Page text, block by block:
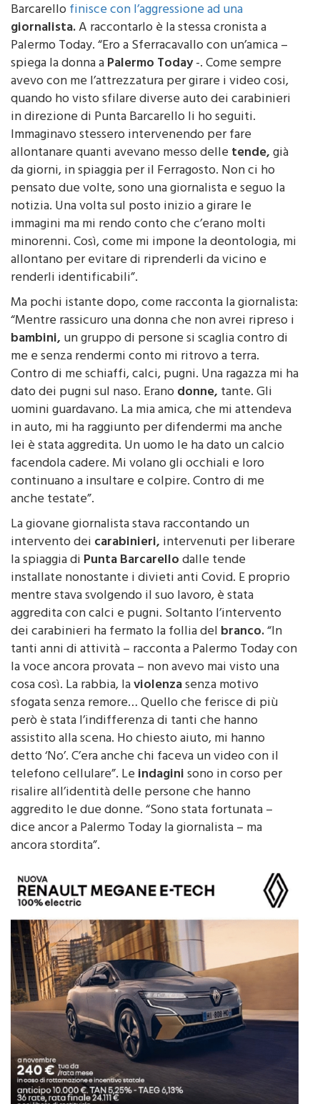
Barcarellofinisce con l’aggressione ad una
giornalista.A raccontarlo è la stessa cronista a
Palermo Today. “Ero a Sferracavallo con un’amica –
spiega la donna aPalermo Today-. Come sempre
avevo con me l’attrezzatura per girare i video cosi,
quando ho visto sfilare diverse auto dei carabinieri
in direzione di Punta Barcarello li ho seguiti.
Immaginavo stessero intervenendo per fare
allontanare quanti avevano messo delletende,già
da giorni, in spiaggia per il Ferragosto. Non ci ho
pensato due volte, sono una giornalista e seguo la
notizia. Una volta sul posto inizio a girare le
immagini ma mi rendo conto che c’erano molti
minorenni. Così, come mi impone la deontologia, mi
allontano per evitare di riprenderli da vicino e
renderli identificabili”.
Ma pochi istante dopo, come racconta la giornalista:
“Mentre rassicuro una donna che non avrei ripreso i
bambini,un gruppo di persone si scaglia contro di
me e senza rendermi conto mi ritrovo a terra.
Contro di me schiaffi, calci, pugni. Una ragazza mi ha
dato dei pugni sul naso. Eranodonne,tante. Gli
uomini guardavano. La mia amica, che mi attendeva
in auto, mi ha raggiunto per difendermi ma anche
lei è stata aggredita. Un uomo le ha dato un calcio
facendola cadere. Mi volano gli occhiali e loro
continuano a insultare e colpire. Contro di me
anche testate”.
La giovane giornalista stava raccontando un
intervento deicarabinieri,intervenuti per liberare
la spiaggia diPunta Barcarellodalle tende
installate nonostante i divieti anti Covid. E proprio
mentre stava svolgendo il suo lavoro, è stata
aggredita con calci e pugni. Soltanto l’intervento
dei carabinieri ha fermato la follia delbranco.“In
tanti anni di attività – racconta a Palermo Today con
la voce ancora provata – non avevo mai visto una
cosa così. La rabbia, laviolenzasenza motivo
sfogata senza remore… Quello che ferisce di più
però è stata l’indifferenza di tanti che hanno
assistito alla scena. Ho chiesto aiuto, mi hanno
detto ‘No’. C’era anche chi faceva un video con il
telefono cellulare”. Leindaginisono in corso per
risalire all’identità delle persone che hanno
aggredito le due donne. “Sono stata fortunata –
dice ancor a Palermo Today la giornalista – ma
ancora stordita”.